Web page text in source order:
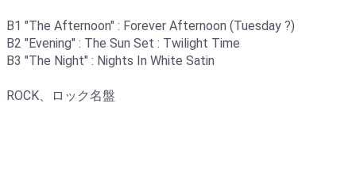
B1 "The Afternoon" : Forever Afternoon (Tuesday ?)
B2 "Evening" : The Sun Set : Twilight Time
B3 "The Night" : Nights In White Satin
ROCK、ロック名盤